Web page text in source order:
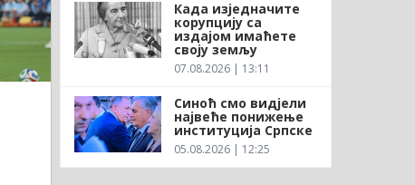
Када изједначите
корупцију са
издајом имаћете
своју земљу
07.08.2026 | 13:11
Синоћ смо видјели
највеће понижење
институција Српске
05.08.2026 | 12:25